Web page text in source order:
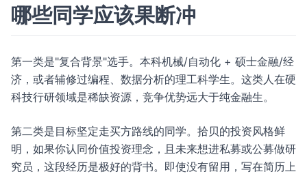
哪些同学应该果断冲
第一类是"复合背景"选手。本科机械/自动化 + 硕士金融/经
济，或者辅修过编程、数据分析的理工科学生。这类人在硬
科技行研领域是稀缺资源，竞争优势远大于纯金融生。
第二类是目标坚定走买方路线的同学。拾贝的投资风格鲜
明，如果你认同价值投资理念，且未来想进私募或公募做研
究员，这段经历是极好的背书。即使没有留用，写在简历上